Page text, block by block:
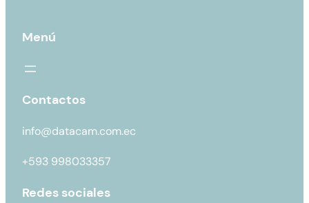
Menú
Contactos
info@datacam.com.ec
+593 998033357
Redes sociales